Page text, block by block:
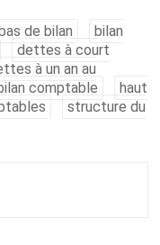
de bilan
bilan
dettes à court
à un an au
comptable
haut
structure du